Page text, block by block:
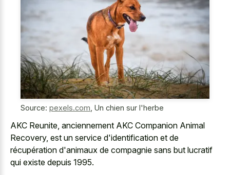
Source: pexels.com Un chien sur l'herbe
AKC Reunite, anciennement AKC Companion Animal
Recovery, est un service d'identification et de
récupération d'animaux de compagnie sans but lucratif
qui existe depuis 1995.